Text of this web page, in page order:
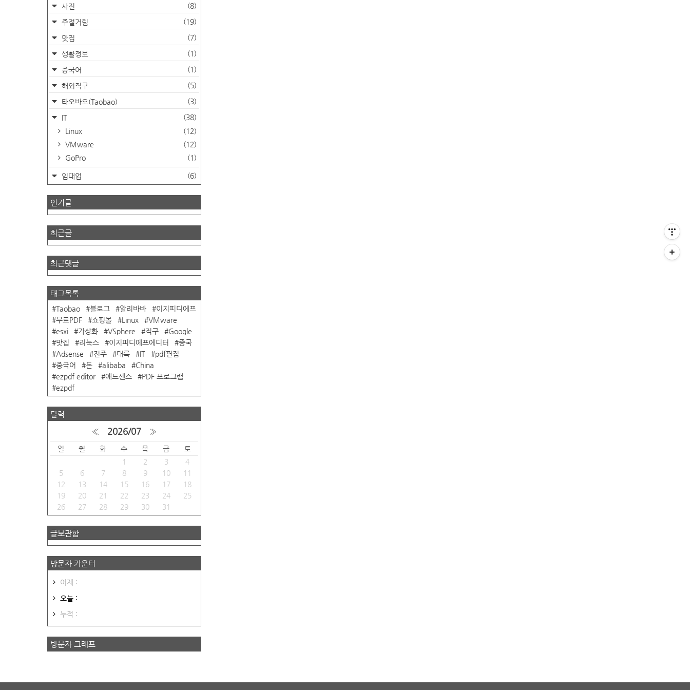
사진
(8)
주절거림
(19)
맛집
(7)
생활정보
(1)
중국어
(1)
해외직구
(5)
타오바오(Taobao)
(3)
IT
(38)
Linux
(12)
VMware
(12)
GoPro
(1)
임대업 (6)
인기글
최근글
최근댓글
태그목록
Taobao 블로그 알리바바
이지피디에프
무료PDF
쇼핑몰 Linux
VMware
esxi
가상화 VSphere 직구
Google
맛집
리눅스 이지피디에프에디터
중국
Adsense
전주 대륙 IT
pdf편집
중국어
돈 alibaba
China
ezpdf editor
애드센스
PDF 프로그램
ezpdf
달력
« 2026/07 »
일 월 화 수 목 금
토
1
2 3
4
5
6 7 8 9 10
11
12
13 14 15 16 17
18
19
20 21 22 23 24
25
26
27 28 29 30 31
글보관함
방문자 카운터
어제 :
오늘 :
누적 :
방문자 그래프